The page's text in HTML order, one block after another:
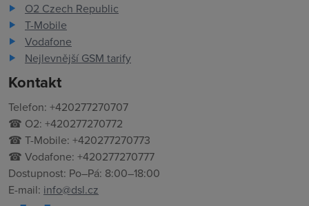
O2 Czech Republic
T-Mobile
Vodafone
Nejlevnější GSM tarify
Kontakt
Telefon: +420277270707
☎ O2: +420277270772
☎ T-Mobile: +420277270773
☎ Vodafone: +420277270777
Dostupnost: Po–Pá: 8:00–18:00
E-mail: info@dsl.cz